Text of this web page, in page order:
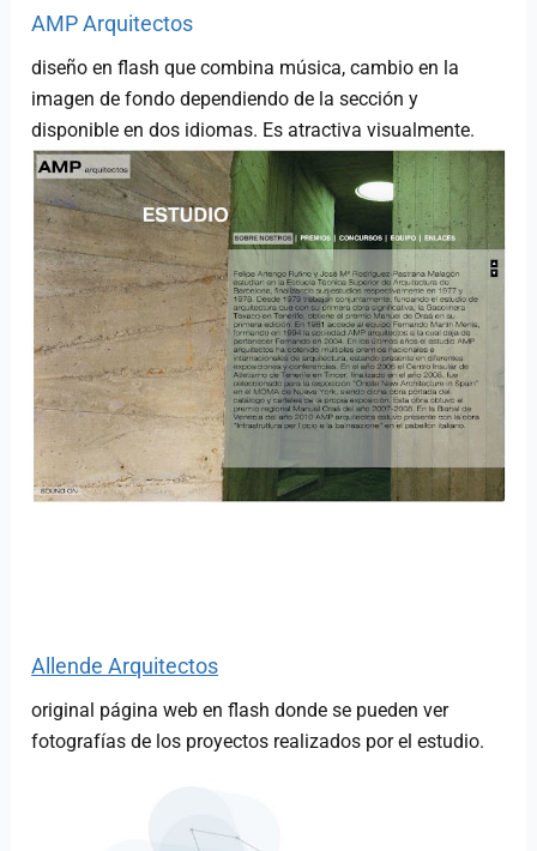
AMP Arquitectos
diseño en flash que combina música, cambio en la
imagen de fondo dependiendo de la sección y
disponible en dos idiomas. Es atractiva visualmente.
Allende Arquitectos
original página web en flash donde se pueden ver
fotografías de los proyectos realizados por el estudio.